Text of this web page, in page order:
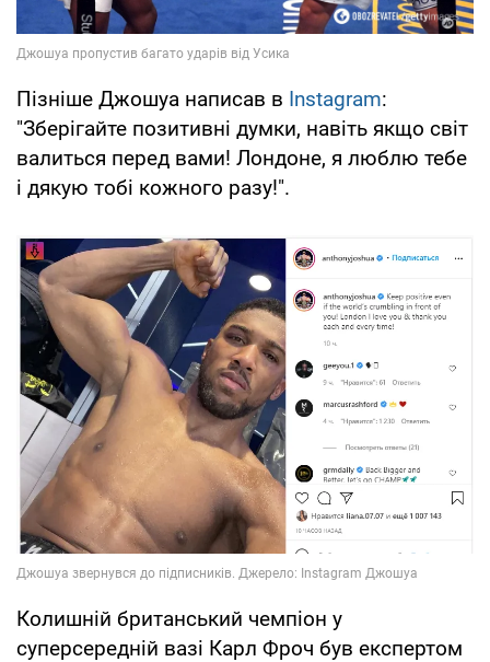
Пізніше Джошуа написав в Instagram:
"Зберігайте позитивні думки, навіть якщо світ
валиться перед вами! Лондоне, я люблю тебе
і дякую тобі кожного разу!".
Колишній британський чемпіон у
суперсередній вазі Карл Фроч був експертом